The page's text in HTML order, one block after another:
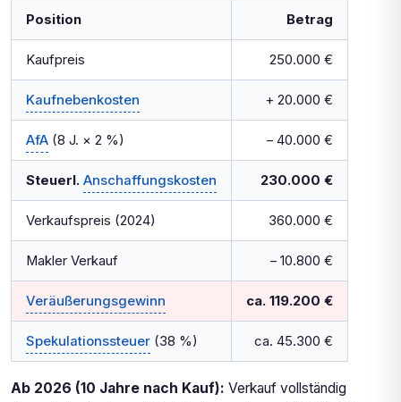
Position Betrag
Kaufpreis 250.000 €
Kaufnebenkosten + 20.000 €
AfA (8 J. × 2 %) – 40.000 €
Steuerl. Anschaffungskosten 230.000 €
Verkaufspreis (2024) 360.000 €
Makler Verkauf – 10.800 €
Veräußerungsgewinn ca. 119.200 €
Spekulationssteuer (38 %) ca. 45.300 €
Ab 2026 (10 Jahre nach Kauf): Verkauf vollständig